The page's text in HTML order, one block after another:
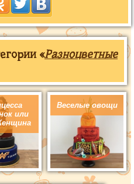
«Разноцветные
или
Веселые овощи